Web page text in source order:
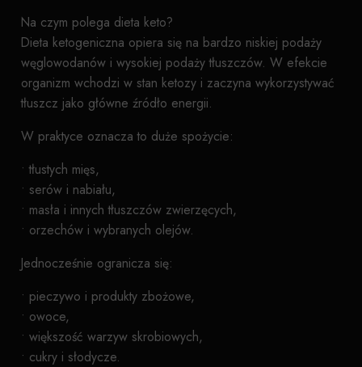
Na czym polega dieta keto?
Dieta ketogeniczna opiera się na bardzo niskiej podaży
węglowodanów i wysokiej podaży tłuszczów. W efekcie
organizm wchodzi w stan ketozy i zaczyna wykorzystywać
tłuszcz jako główne źródło energii.
W praktyce oznacza to duże spożycie:
• tłustych mięs,
• serów i nabiału,
• masła i innych tłuszczów zwierzęcych,
• orzechów i wybranych olejów.
Jednocześnie ogranicza się:
• pieczywo i produkty zbożowe,
• owoce,
• większość warzyw skrobiowych,
• cukry i słodycze.